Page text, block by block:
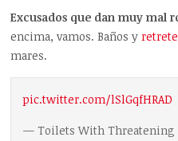
Excusados que dan muy mal
encima, vamos. Baños y
mares.
pic.twitter.com/lSlGqfHRAD
— Toilets With Threatening